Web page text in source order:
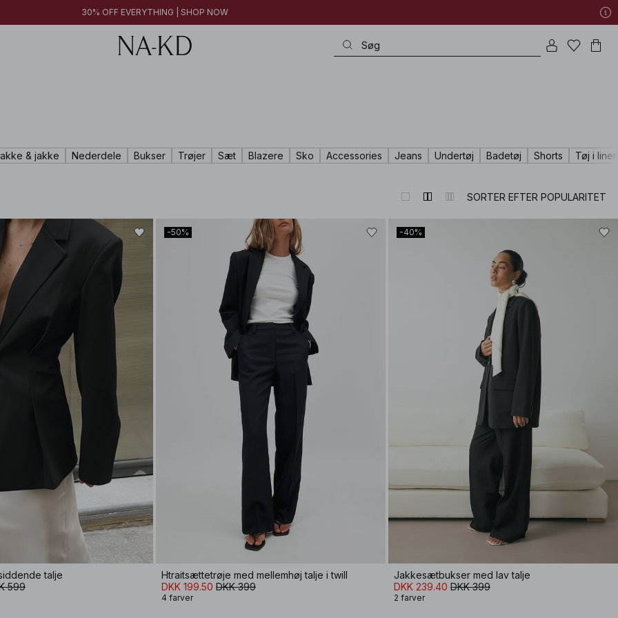
30% OFF EVERYTHING | SHOP NOW
& jakke Nederdele Bukser Trøjer Sæt Blazere Sko Accessories Jeans Undertøj Badetøj Shorts Tøj i linen
SORTER EFTER POPULARITET
talje
599
-50%
Htraitsættetrøje med mellemhøj talje i twill
DKK 199.50 DKK 399
4 farver
-40%
Jakkesætbukser med lav talje
DKK 239.40 DKK 399
2 farver